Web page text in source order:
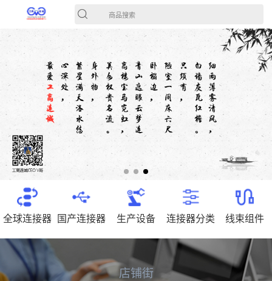
商品搜索
全球连接器 国产连接器 生产设备 连接器分类 线束组件
店铺街